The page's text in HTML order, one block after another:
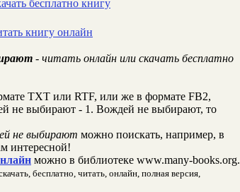
бесплатно книгу
книгу онлайн
- читать онлайн или скачать бесплатно
TXT или RTF, или же в формате FB2,
не выбирают - 1. Вождей не выбирают, то
не выбирают можно поискать, например, в
интересной!
можно в библиотеке www.many-books.org.
бесплатно, читать, онлайн, полная версия,